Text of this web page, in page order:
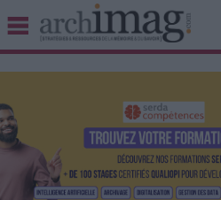
BIBLIOTHÈQUE ÉDITION
UNIVERS DATA
TRAVAIL COLLABORATIF
VIE NUMÉRIQUE